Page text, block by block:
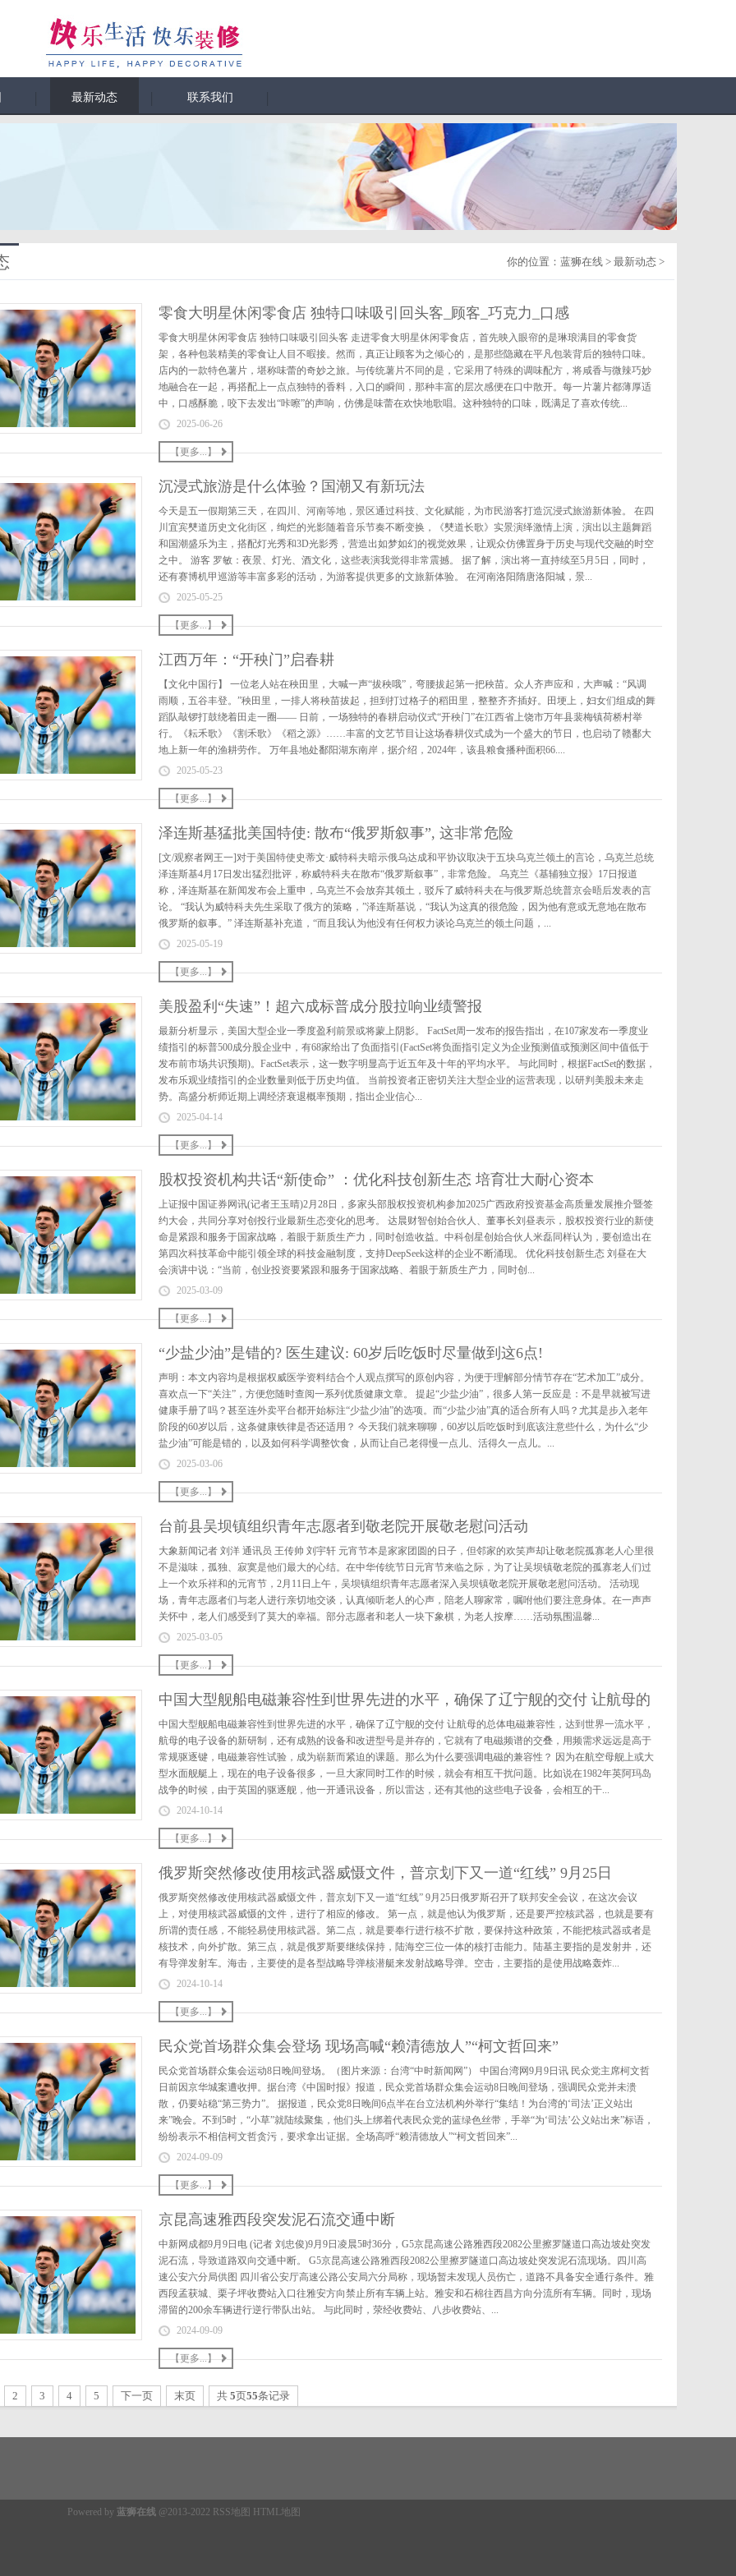
最新动态 联系我们
你的位置： 蓝狮在线 > 最新动态 >
零食大明星休闲零食店 独特口味吸引回头客_顾客_巧克力_口感
零食大明星休闲零食店 独特口味吸引回头客 走进零食大明星休闲零食店，首先映入眼帘的是琳琅满目的零食货
架，各种包装精美的零食让人目不暇接。然而，真正让顾客为之倾心的，是那些隐藏在平凡包装背后的独特口味。
店内的一款特色薯片，堪称味蕾的奇妙之旅。与传统薯片不同的是，它采用了特殊的调味配方，将咸香与微辣巧妙
地融合在一起，再搭配上一点点独特的香料，入口的瞬间，那种丰富的层次感便在口中散开。每一片薯片都薄厚适
中，口感酥脆，咬下去发出“咔嚓”的声响，仿佛是味蕾在欢快地歌唱。这种独特的口味，既满足了喜欢传统...
2025-06-26
【更多...】
沉浸式旅游是什么体验？国潮又有新玩法
今天是五一假期第三天，在四川、河南等地，景区通过科技、文化赋能，为市民游客打造沉浸式旅游新体验。 在四
川宜宾僰道历史文化街区，绚烂的光影随着音乐节奏不断变换，《僰道长歌》实景演绎激情上演，演出以主题舞蹈
和国潮盛乐为主，搭配灯光秀和3D光影秀，营造出如梦如幻的视觉效果，让观众仿佛置身于历史与现代交融的时空
之中。 游客 罗敏：夜景、灯光、酒文化，这些表演我觉得非常震撼。 据了解，演出将一直持续至5月5日，同时，
还有赛博机甲巡游等丰富多彩的活动，为游客提供更多的文旅新体验。 在河南洛阳隋唐洛阳城，景...
2025-05-25
【更多...】
江西万年：“开秧门”启春耕
【文化中国行】 一位老人站在秧田里，大喊一声“拔秧哦”，弯腰拔起第一把秧苗。众人齐声应和，大声喊：“风调
雨顺，五谷丰登。”秧田里，一排人将秧苗拔起，担到打过格子的稻田里，整整齐齐插好。田埂上，妇女们组成的舞
蹈队敲锣打鼓绕着田走一圈—— 日前，一场独特的春耕启动仪式“开秧门”在江西省上饶市万年县裴梅镇荷桥村举
行。《耘禾歌》《割禾歌》《稻之源》……丰富的文艺节目让这场春耕仪式成为一个盛大的节日，也启动了赣鄱大
地上新一年的渔耕劳作。 万年县地处鄱阳湖东南岸，据介绍，2024年，该县粮食播种面积66....
2025-05-23
【更多...】
泽连斯基猛批美国特使: 散布“俄罗斯叙事”, 这非常危险
[文/观察者网王一]对于美国特使史蒂文·威特科夫暗示俄乌达成和平协议取决于五块乌克兰领土的言论，乌克兰总统
泽连斯基4月17日发出猛烈批评，称威特科夫在散布“俄罗斯叙事”，非常危险。 乌克兰《基辅独立报》17日报道
称，泽连斯基在新闻发布会上重申，乌克兰不会放弃其领土，驳斥了威特科夫在与俄罗斯总统普京会晤后发表的言
论。 “我认为威特科夫先生采取了俄方的策略，”泽连斯基说，“我认为这真的很危险，因为他有意或无意地在散布
俄罗斯的叙事。” 泽连斯基补充道，“而且我认为他没有任何权力谈论乌克兰的领土问题，...
2025-05-19
【更多...】
美股盈利“失速”！超六成标普成分股拉响业绩警报
最新分析显示，美国大型企业一季度盈利前景或将蒙上阴影。 FactSet周一发布的报告指出，在107家发布一季度业
绩指引的标普500成分股企业中，有68家给出了负面指引(FactSet将负面指引定义为企业预测值或预测区间中值低于
发布前市场共识预期)。FactSet表示，这一数字明显高于近五年及十年的平均水平。 与此同时，根据FactSet的数据，
发布乐观业绩指引的企业数量则低于历史均值。 当前投资者正密切关注大型企业的运营表现，以研判美股未来走
势。高盛分析师近期上调经济衰退概率预期，指出企业信心...
2025-04-14
【更多...】
股权投资机构共话“新使命” ：优化科技创新生态 培育壮大耐心资本
上证报中国证券网讯(记者王玉晴)2月28日，多家头部股权投资机构参加2025广西政府投资基金高质量发展推介暨签
约大会，共同分享对创投行业最新生态变化的思考。 达晨财智创始合伙人、董事长刘昼表示，股权投资行业的新使
命是紧跟和服务于国家战略，着眼于新质生产力，同时创造收益。中科创星创始合伙人米磊同样认为，要创造出在
第四次科技革命中能引领全球的科技金融制度，支持DeepSeek这样的企业不断涌现。 优化科技创新生态 刘昼在大
会演讲中说：“当前，创业投资要紧跟和服务于国家战略、着眼于新质生产力，同时创...
2025-03-09
【更多...】
“少盐少油”是错的? 医生建议: 60岁后吃饭时尽量做到这6点!
声明：本文内容均是根据权威医学资料结合个人观点撰写的原创内容，为便于理解部分情节存在“艺术加工”成分。
喜欢点一下“关注”，方便您随时查阅一系列优质健康文章。 提起“少盐少油”，很多人第一反应是：不是早就被写进
健康手册了吗？甚至连外卖平台都开始标注“少盐少油”的选项。而“少盐少油”真的适合所有人吗？尤其是步入老年
阶段的60岁以后，这条健康铁律是否还适用？ 今天我们就来聊聊，60岁以后吃饭时到底该注意些什么，为什么“少
盐少油”可能是错的，以及如何科学调整饮食，从而让自己老得慢一点儿、活得久一点儿。...
2025-03-06
【更多...】
台前县吴坝镇组织青年志愿者到敬老院开展敬老慰问活动
大象新闻记者 刘洋 通讯员 王传帅 刘宇轩 元宵节本是家家团圆的日子，但邻家的欢笑声却让敬老院孤寡老人心里很
不是滋味，孤独、寂寞是他们最大的心结。在中华传统节日元宵节来临之际，为了让吴坝镇敬老院的孤寡老人们过
上一个欢乐祥和的元宵节，2月11日上午，吴坝镇组织青年志愿者深入吴坝镇敬老院开展敬老慰问活动。 活动现
场，青年志愿者们与老人进行亲切地交谈，认真倾听老人的心声，陪老人聊家常，嘱咐他们要注意身体。在一声声
关怀中，老人们感受到了莫大的幸福。部分志愿者和老人一块下象棋，为老人按摩……活动氛围温馨...
2025-03-05
【更多...】
中国大型舰船电磁兼容性到世界先进的水平，确保了辽宁舰的交付 让航母的
中国大型舰船电磁兼容性到世界先进的水平，确保了辽宁舰的交付 让航母的总体电磁兼容性，达到世界一流水平，
航母的电子设备的新研制，还有成熟的设备和改进型号是并存的，它就有了电磁频谱的交叠，用频需求远远是高于
常规驱逐键，电磁兼容性试验，成为崭新而紧迫的课题。那么为什么要强调电磁的兼容性？ 因为在航空母舰上或大
型水面舰艇上，现在的电子设备很多，一旦大家同时工作的时候，就会有相互干扰问题。比如说在1982年英阿玛岛
战争的时候，由于英国的驱逐舰，他一开通讯设备，所以雷达，还有其他的这些电子设备，会相互的干...
2024-10-14
【更多...】
俄罗斯突然修改使用核武器威慑文件，普京划下又一道“红线” 9月25日
俄罗斯突然修改使用核武器威慑文件，普京划下又一道“红线” 9月25日俄罗斯召开了联邦安全会议，在这次会议
上，对使用核武器威慑的文件，进行了相应的修改。 第一点，就是他认为俄罗斯，还是要严控核武器，也就是要有
所谓的责任感，不能轻易使用核武器。第二点，就是要奉行进行核不扩散，要保持这种政策，不能把核武器或者是
核技术，向外扩散。第三点，就是俄罗斯要继续保持，陆海空三位一体的核打击能力。陆基主要指的是发射井，还
有导弹发射车。海击，主要使的是各型战略导弹核潜艇来发射战略导弹。空击，主要指的是使用战略轰炸...
2024-10-14
【更多...】
民众党首场群众集会登场 现场高喊“赖清德放人”“柯文哲回来”
民众党首场群众集会运动8日晚间登场。（图片来源：台湾“中时新闻网”） 中国台湾网9月9日讯 民众党主席柯文哲
日前因京华城案遭收押。据台湾《中国时报》报道，民众党首场群众集会运动8日晚间登场，强调民众党并未溃
散，仍要站稳“第三势力”。 据报道，民众党8日晚间6点半在台立法机构外举行“集结！为台湾的‘司法’正义站出
来”晚会。不到5时，“小草”就陆续聚集，他们头上绑着代表民众党的蓝绿色丝带，手举“为‘司法’公义站出来”标语，
纷纷表示不相信柯文哲贪污，要求拿出证据。全场高呼“赖清德放人”“柯文哲回来”...
2024-09-09
【更多...】
京昆高速雅西段突发泥石流交通中断
中新网成都9月9日电 (记者 刘忠俊)9月9日凌晨5时36分，G5京昆高速公路雅西段2082公里擦罗隧道口高边坡处突发
泥石流，导致道路双向交通中断。 G5京昆高速公路雅西段2082公里擦罗隧道口高边坡处突发泥石流现场。四川高
速公安六分局供图 四川省公安厅高速公路公安局六分局称，现场暂未发现人员伤亡，道路不具备安全通行条件。雅
西段孟获城、栗子坪收费站入口往雅安方向禁止所有车辆上站。雅安和石棉往西昌方向分流所有车辆。同时，现场
滞留的200余车辆进行逆行带队出站。 与此同时，荥经收费站、八步收费站、...
2024-09-09
【更多...】
2 3 4 5 下一页 末页 共 5页55条记录
Powered by 蓝狮在线 @2013-2022 RSS地图 HTML地图